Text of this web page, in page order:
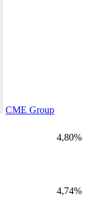
CME Group
4,80%
4,74%